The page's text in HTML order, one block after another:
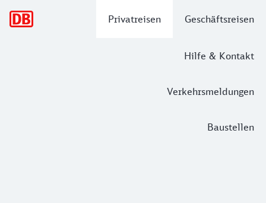
Privatreisen Geschäftsreisen
Hilfe & Kontakt
Verkehrsmeldungen
Baustellen